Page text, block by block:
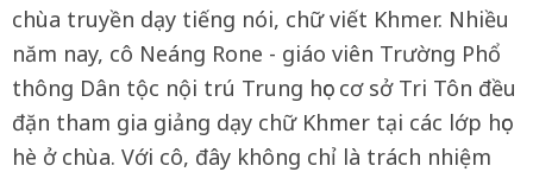
chùa truyền dạy tiếng nói, chữ viết Khmer. Nhiều
năm nay, cô Neáng Rone - giáo viên Trường Phổ
thông Dân tộc nội trú Trung học cơ sở Tri Tôn đều
đặn tham gia giảng dạy chữ Khmer tại các lớp học
hè ở chùa. Với cô, đây không chỉ là trách nhiệm